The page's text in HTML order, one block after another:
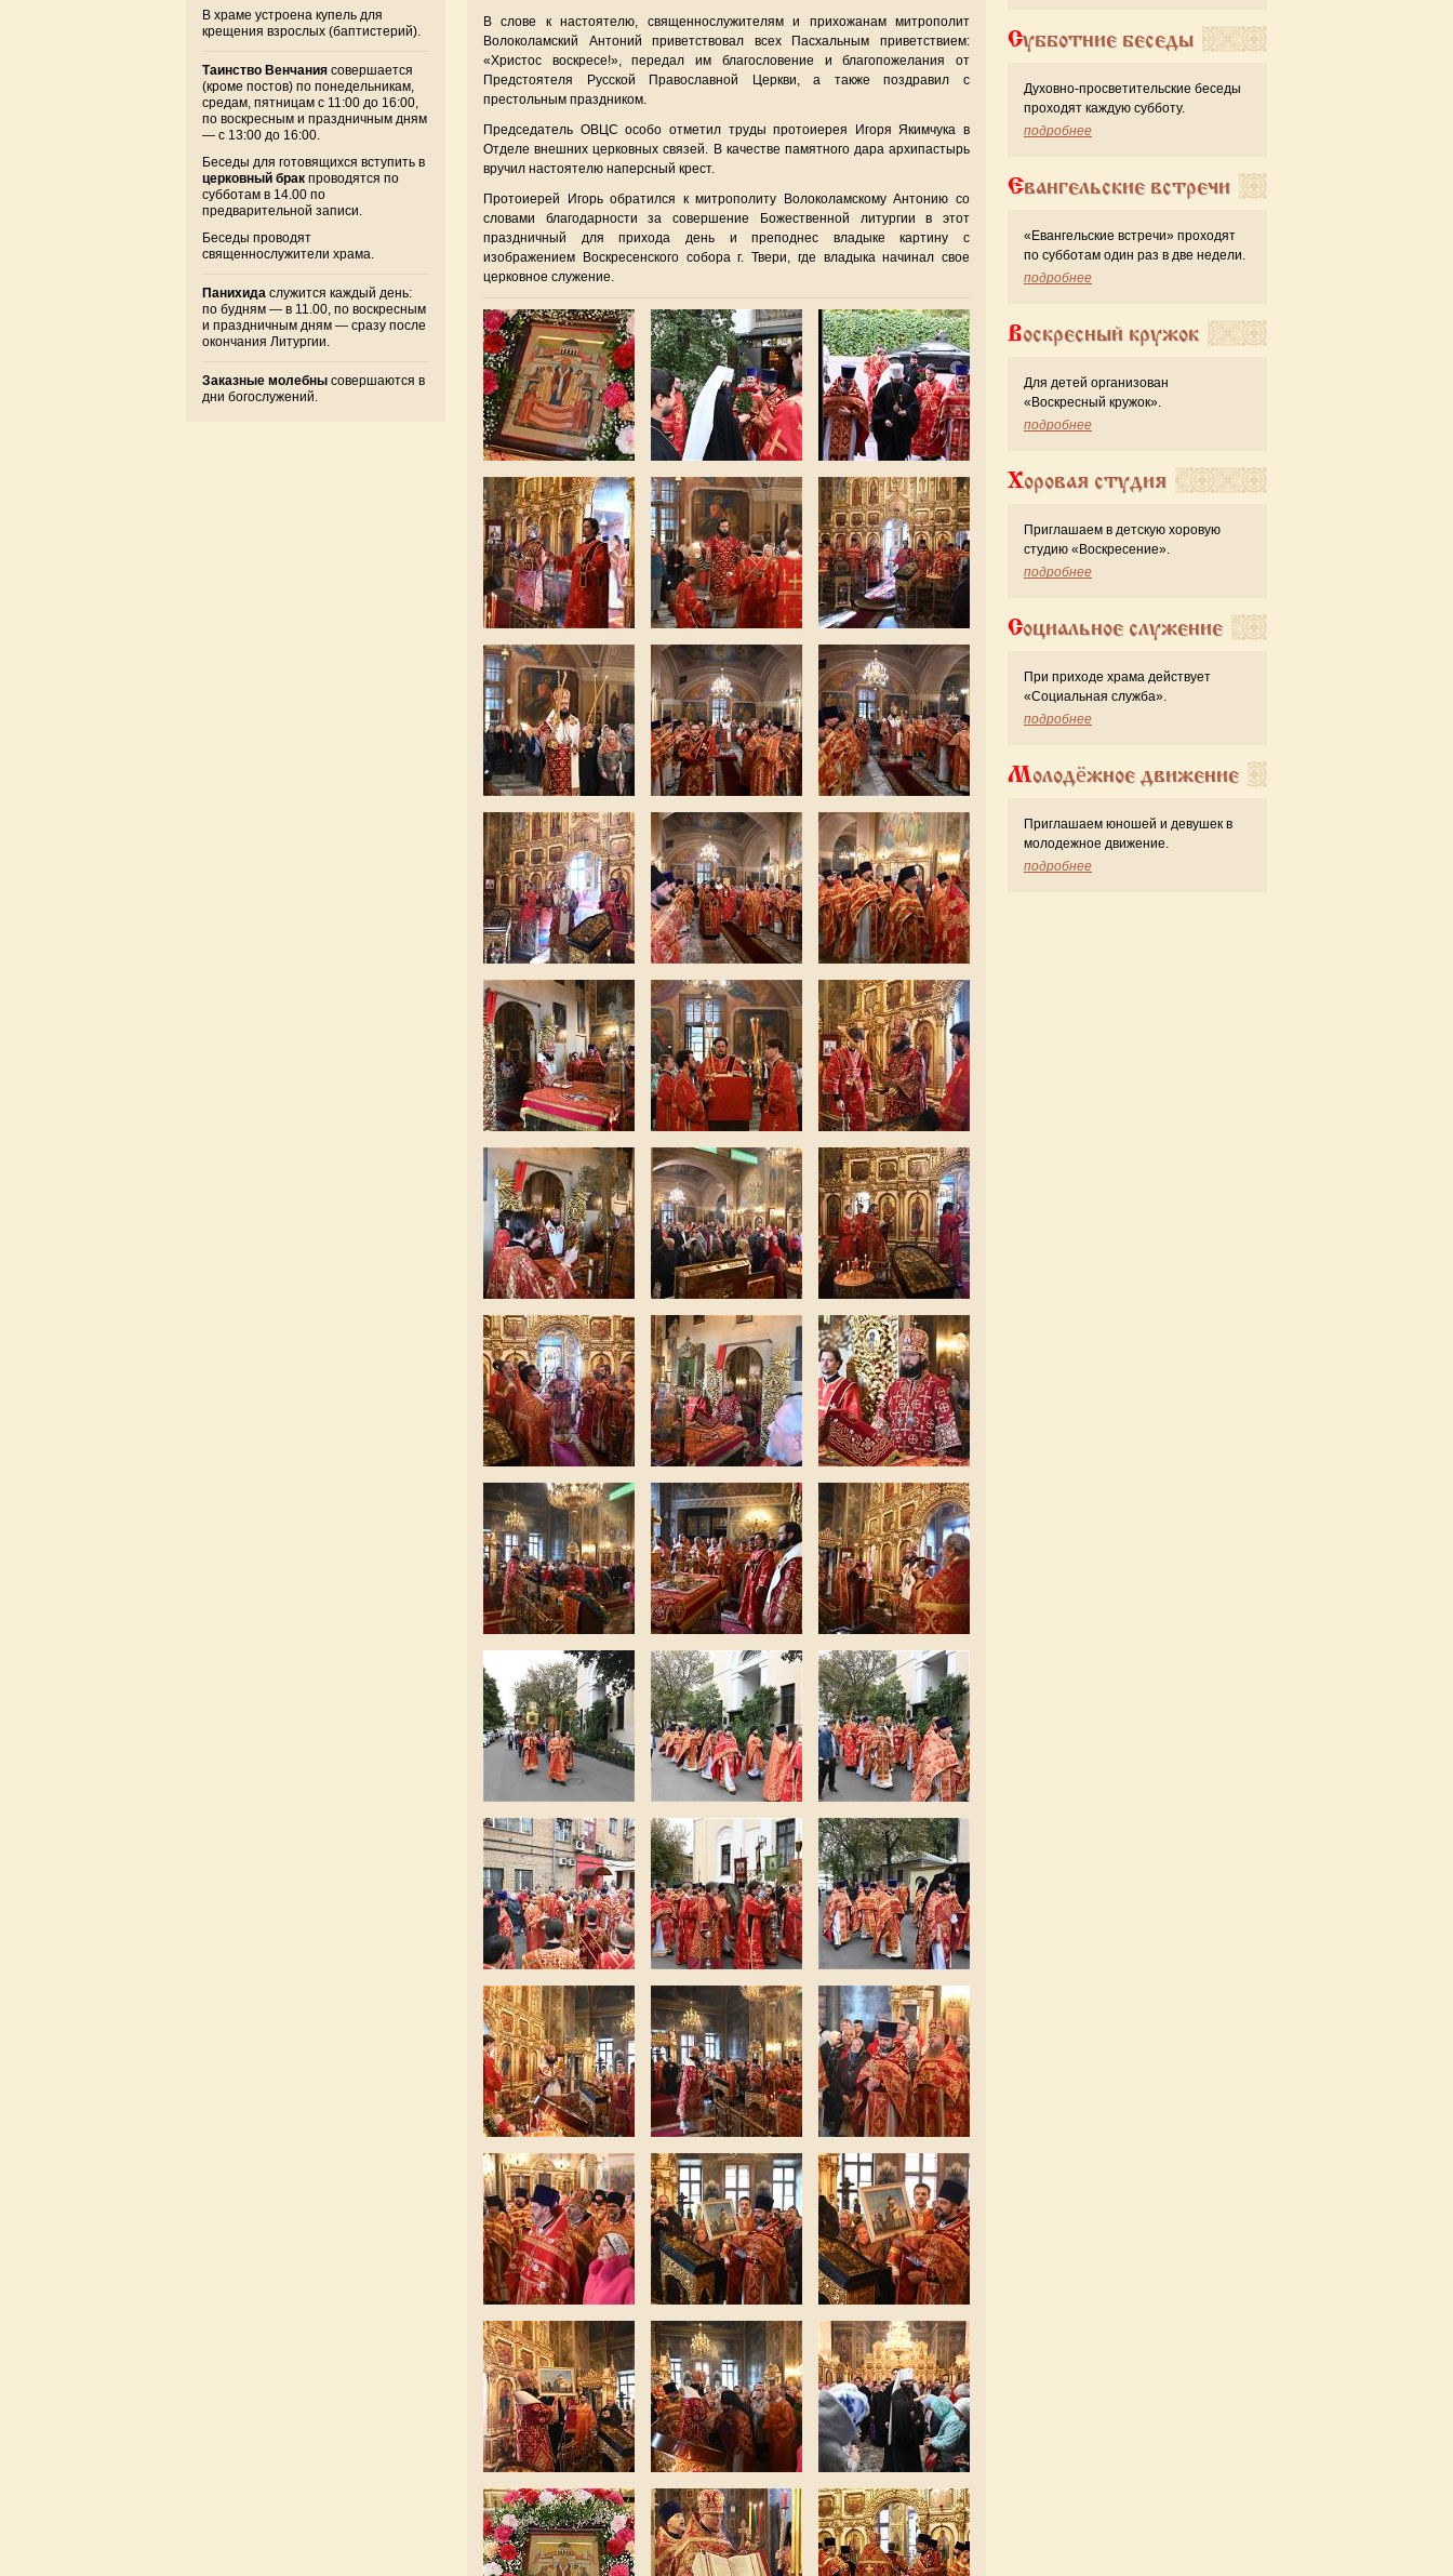
В слове к настоятелю, священнослужителям и прихожанам митрополит
Волоколамский Антоний приветствовал всех Пасхальным приветствием:
«Христос воскресе!», передал им благословение и благопожелания от
Предстоятеля Русской Православной Церкви, а также поздравил с
престольным праздником.
Председатель ОВЦС особо отметил труды протоиерея Игоря Якимчука в
Отделе внешних церковных связей. В качестве памятного дара архипастырь
вручил настоятелю наперсный крест.
Протоиерей Игорь обратился к митрополиту Волоколамскому Антонию со
словами благодарности за совершение Божественной литургии в этот
праздничный для прихода день и преподнес владыке картину с
изображением Воскресенского собора г. Твери, где владыка начинал свое
церковное служение.
В храме устроена купель для
крещения взрослых (баптистерий).
Таинство Венчания совершается
(кроме постов) по понедельникам,
средам, пятницам с 11:00 до 16:00,
по воскресным и праздничным дням
— с 13:00 до 16:00.
Беседы для готовящихся вступить в
церковный брак проводятся по
субботам в 14.00 по
предварительной записи.
Беседы проводят
священнослужители храма.
Панихида служится каждый день:
по будням — в 11.00, по воскресным
и праздничным дням — сразу после
окончания Литургии.
Заказные молебны совершаются в
дни богослужений.
Субботние беседы
Духовно-просветительские беседы
проходят каждую субботу.
подробнее
Евангельские встречи
«Евангельские встречи» проходят
по субботам один раз в две недели.
подробнее
Воскресный кружок
Для детей организован
«Воскресный кружок».
подробнее
Хоровая студия
Приглашаем в детскую хоровую
студию «Воскресение».
подробнее
Социальное служение
При приходе храма действует
«Cоциальная служба».
подробнее
Молодёжное движение
Приглашаем юношей и девушек в
молодежное движение.
подробнее